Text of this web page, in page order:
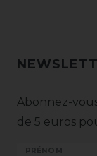
Abonnez-
de 5 euros
PRÉNOM